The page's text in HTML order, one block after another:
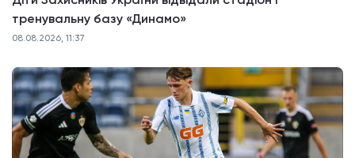
тренувальну базу «Динамо»
08.08.2026, 11:37